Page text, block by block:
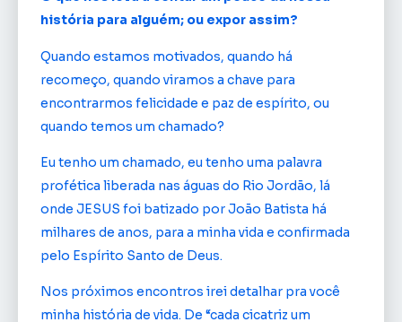
história para alguém; ou expor assim?
Quando estamos motivados, quando há
recomeço, quando viramos a chave para
encontrarmos felicidade e paz de espírito, ou
quando temos um chamado?
Eu tenho um chamado, eu tenho uma palavra
profética liberada nas águas do Rio Jordão, lá
onde JESUS foi batizado por João Batista há
milhares de anos, para a minha vida e confirmada
pelo Espírito Santo de Deus.
Nos próximos encontros irei detalhar pra você
minha história de vida. De “cada cicatriz um